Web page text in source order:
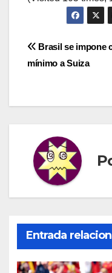
entradas
Brasil se impone
mínimo a Suiza
Entrada